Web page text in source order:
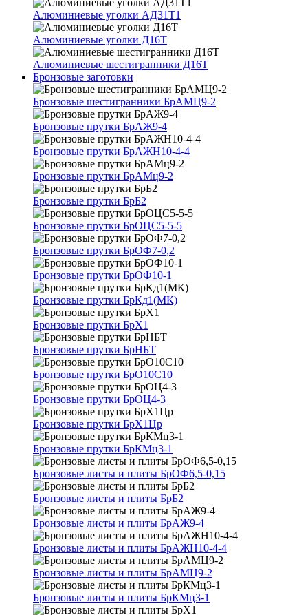
Алюминиевые уголки АД31Т1
Алюминиевые уголки Д16Т
Алюминиевые шестигранники Д16Т
Бронзовые заготовки
Бронзовые шестигранники БрАМЦ9-2
Бронзовые прутки БрАЖ9-4
Бронзовые прутки БрАЖН10-4-4
Бронзовые прутки БрАМц9-2
Бронзовые прутки БрБ2
Бронзовые прутки БрОЦС5-5-5
Бронзовые прутки БрОФ7-0,2
Бронзовые прутки БрОФ10-1
Бронзовые прутки БрКд1(МК)
Бронзовые прутки БрХ1
Бронзовые прутки БрНБТ
Бронзовые прутки БрО10С10
Бронзовые прутки БрОЦ4-3
Бронзовые прутки БрХ1Цр
Бронзовые прутки БрКМц3-1
Бронзовые листы и плиты БрОФ6,5-0,15
Бронзовые листы и плиты БрБ2
Бронзовые листы и плиты БрАЖ9-4
Бронзовые листы и плиты БрАЖН10-4-4
Бронзовые листы и плиты БрАМЦ9-2
Бронзовые листы и плиты БрКМц3-1